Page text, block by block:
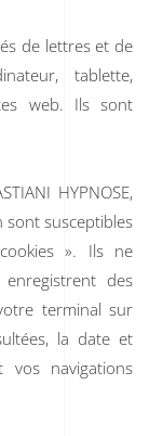
de lettres et de
tablette,
web. Ils sont
HYPNOSE,
sont susceptibles
». Ils ne
des
terminal sur
la date et
vos navigations